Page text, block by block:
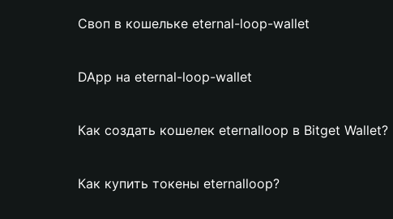
Своп в кошельке eternal-loop-wallet
DApp на eternal-loop-wallet
Как создать кошелек eternalloop в Bitget Wallet?
Как купить токены eternalloop?